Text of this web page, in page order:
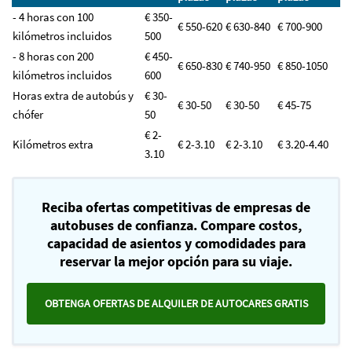
- 4 horas con 100
kilómetros incluidos
€ 350-
500
€ 550-620 € 630-840 € 700-900
- 8 horas con 200
kilómetros incluidos
€ 450-
600
€ 650-830 € 740-950 € 850-1050
Horas extra de autobús y
chófer
€ 30-
50
€ 30-50 € 30-50 € 45-75
Kilómetros extra
€ 2-
3.10
€ 2-3.10 € 2-3.10 € 3.20-4.40
Reciba ofertas competitivas de empresas de
autobuses de confianza. Compare costos,
capacidad de asientos y comodidades para
reservar la mejor opción para su viaje.
OBTENGA OFERTAS DE ALQUILER DE AUTOCARES GRATIS